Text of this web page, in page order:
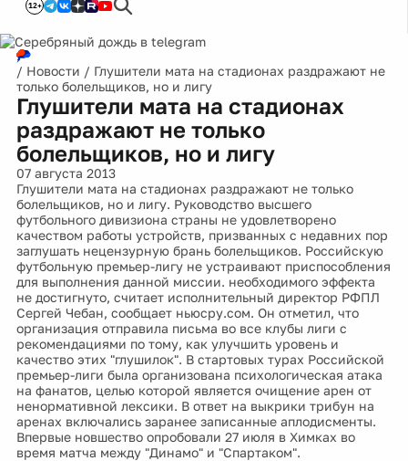
12+
/ Новости / Глушители мата на стадионах раздражают не
только болельщиков, но и лигу
Глушители мата на стадионах
раздражают не только
болельщиков, но и лигу
07 августа 2013
Глушители мата на стадионах раздражают не только
болельщиков, но и лигу. Руководство высшего
футбольного дивизиона страны не удовлетворено
качеством работы устройств, призванных с недавних пор
заглушать нецензурную брань болельщиков. Российскую
футбольную премьер-лигу не устраивают приспособления
для выполнения данной миссии. необходимого эффекта
не достигнуто, считает исполнительный директор РФПЛ
Сергей Чебан, сообщает ньюсру.сом. Он отметил, что
организация отправила письма во все клубы лиги с
рекомендациями по тому, как улучшить уровень и
качество этих "глушилок". В стартовых турах Российской
премьер-лиги была организована психологическая атака
на фанатов, целью которой является очищение арен от
ненормативной лексики. В ответ на выкрики трибун на
аренах включались заранее записанные аплодисменты.
Впервые новшество опробовали 27 июля в Химках во
время матча между "Динамо" и "Спартаком".